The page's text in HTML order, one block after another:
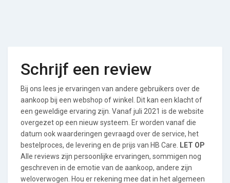
Schrijf een review
Bij ons lees je ervaringen van andere gebruikers over de
aankoop bij een webshop of winkel. Dit kan een klacht of
een geweldige ervaring zijn. Vanaf juli 2021 is de website
overgezet op een nieuw systeem. Er worden vanaf die
datum ook waarderingen gevraagd over de service, het
bestelproces, de levering en de prijs van HB Care.
LET OP
Alle reviews zijn persoonlijke ervaringen, sommigen nog
geschreven in de emotie van de aankoop, andere zijn
weloverwogen. Hou er rekening mee dat in het algemeen